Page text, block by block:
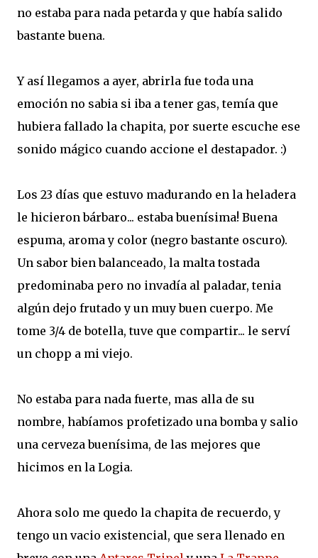
no estaba para nada petarda y que había salido
bastante buena.
Y así llegamos a ayer, abrirla fue toda una
emoción no sabia si iba a tener gas, temía que
hubiera fallado la chapita, por suerte escuche ese
sonido mágico cuando accione el destapador. :)
Los 23 días que estuvo madurando en la heladera
le hicieron bárbaro... estaba buenísima! Buena
espuma, aroma y color (negro bastante oscuro).
Un sabor bien balanceado, la malta tostada
predominaba pero no invadía al paladar, tenia
algún dejo frutado y un muy buen cuerpo. Me
tome 3/4 de botella, tuve que compartir... le serví
un chopp a mi viejo.
No estaba para nada fuerte, mas alla de su
nombre, habíamos profetizado una bomba y salio
una cerveza buenísima, de las mejores que
hicimos en la Logia.
Ahora solo me quedo la chapita de recuerdo, y
tengo un vacio existencial, que sera llenado en